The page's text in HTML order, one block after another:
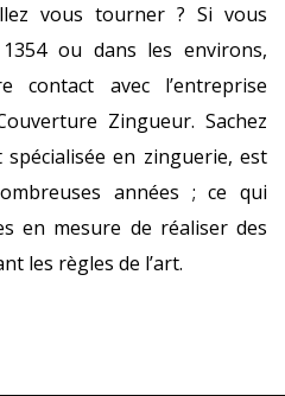
vous tourner ? Si vous
ou dans les environs,
contact avec l’entreprise
Zingueur. Sachez
en zinguerie, est
années ; ce qui
en mesure de réaliser des
les règles de l’art.